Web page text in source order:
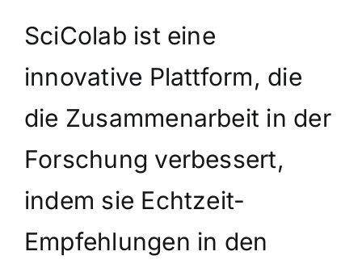
SciColab ist eine
innovative Plattform, die
die Zusammenarbeit in der
Forschung verbessert,
indem sie Echtzeit-
Empfehlungen in den